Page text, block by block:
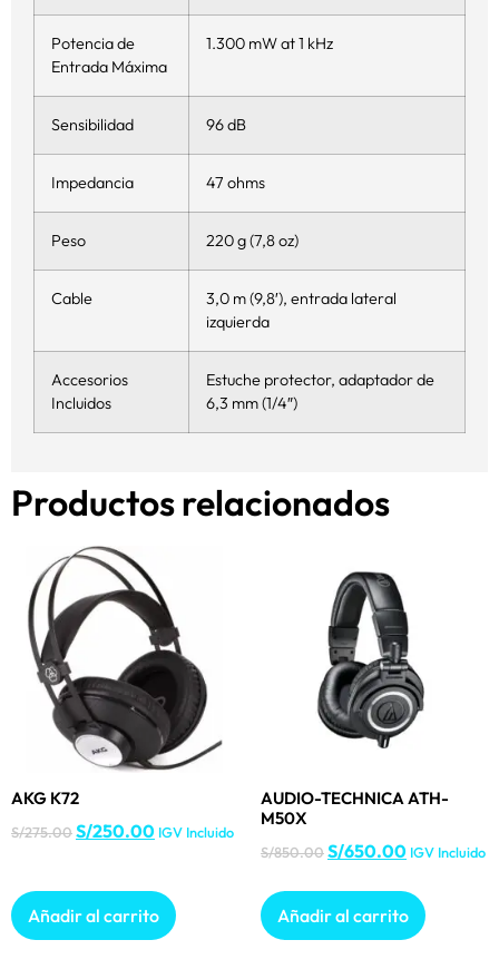
Potencia de
Entrada Máxima
1.300 mW at 1 kHz
Sensibilidad 96 dB
Impedancia 47 ohms
Peso 220 g (7,8 oz)
Cable
3,0 m (9,8′), entrada lateral
izquierda
Accesorios
Incluidos
Estuche protector, adaptador de
6,3 mm (1/4″)
Productos relacionados
AKG K72
S/275.00S/250.00 IGV Incluido
Añadir al carrito
AUDIO-TECHNICA ATH-
M50X
S/850.00S/650.00 IGV Incluido
Añadir al carrito